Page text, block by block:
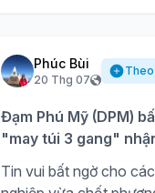
Phúc Bùi
20 Thg 07
Đạm Phú Mỹ (DPM)
"may túi 3 gang"
Tin vui bất ngờ cho